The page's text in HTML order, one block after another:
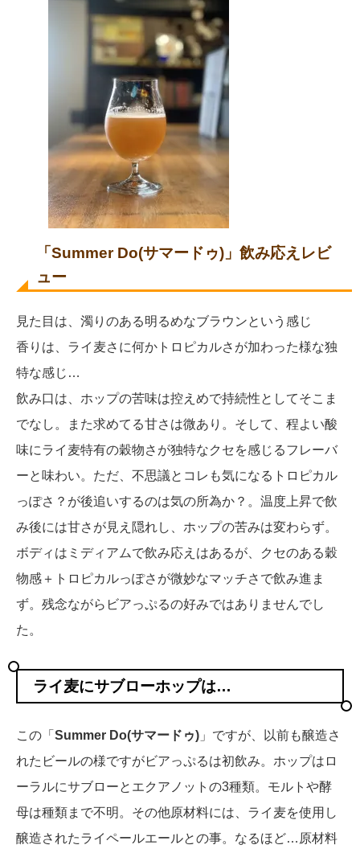
「Summer Do(サマードゥ)」飲み応えレビ
ュー
見た目は、濁りのある明るめなブラウンという感じ
香りは、ライ麦さに何かトロピカルさが加わった様な独
特な感じ…
飲み口は、ホップの苦味は控えめで持続性としてそこま
でなし。また求めてる甘さは微あり。そして、程よい酸
味にライ麦特有の穀物さが独特なクセを感じるフレーバ
ーと味わい。ただ、不思議とコレも気になるトロピカル
っぽさ？が後追いするのは気の所為か？。温度上昇で飲
み後には甘さが見え隠れし、ホップの苦みは変わらず。
ボディはミディアムで飲み応えはあるが、クセのある穀
物感＋トロピカルっぽさが微妙なマッチさで飲み進ま
ず。残念ながらビアっぷるの好みではありませんでし
た。
ライ麦にサブローホップは…
この「 Summer Do(サマードゥ) 」ですが、以前も醸造さ
れたビールの様ですがビアっぷるは初飲み。ホップはロ
ーラルにサブローとエクアノットの3種類。モルトや酵
母は種類まで不明。その他原材料には、ライ麦を使用し
醸造されたライペールエールとの事。なるほど…原材料